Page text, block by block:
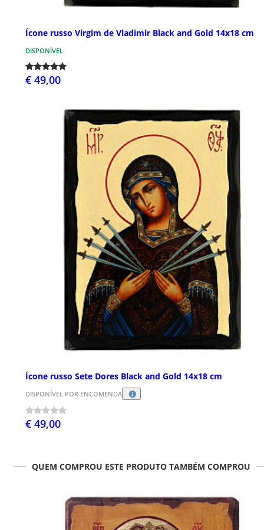
Ícone russo Virgim de Vladimir Black and Gold 14x18 cm
DISPONÍVEL
€ 49,00
Ícone russo Sete Dores Black and Gold 14x18 cm
DISPONÍVEL POR ENCOMENDA
€ 49,00
QUEM COMPROU ESTE PRODUTO TAMBÉM COMPROU